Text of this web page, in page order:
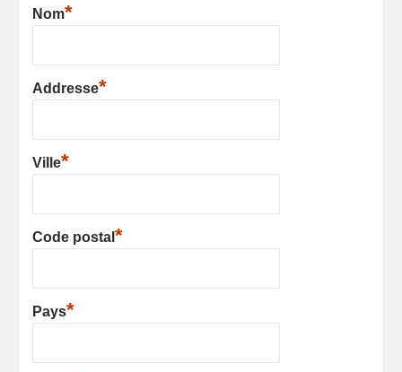
Nom*
Addresse*
Ville*
Code postal *
Pays*